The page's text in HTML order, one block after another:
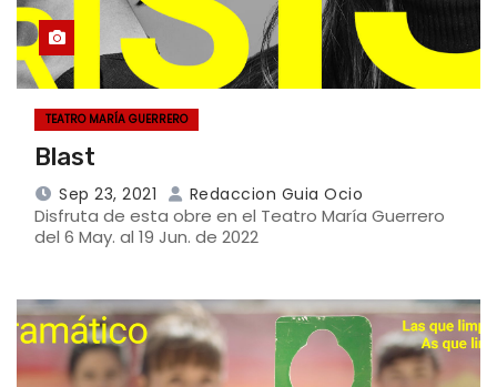
TEATRO MARÍA GUERRERO
Blast
Sep 23, 2021 Redaccion Guia Ocio
Disfruta de esta obre en el Teatro María Guerrero
del 6 May. al 19 Jun. de 2022